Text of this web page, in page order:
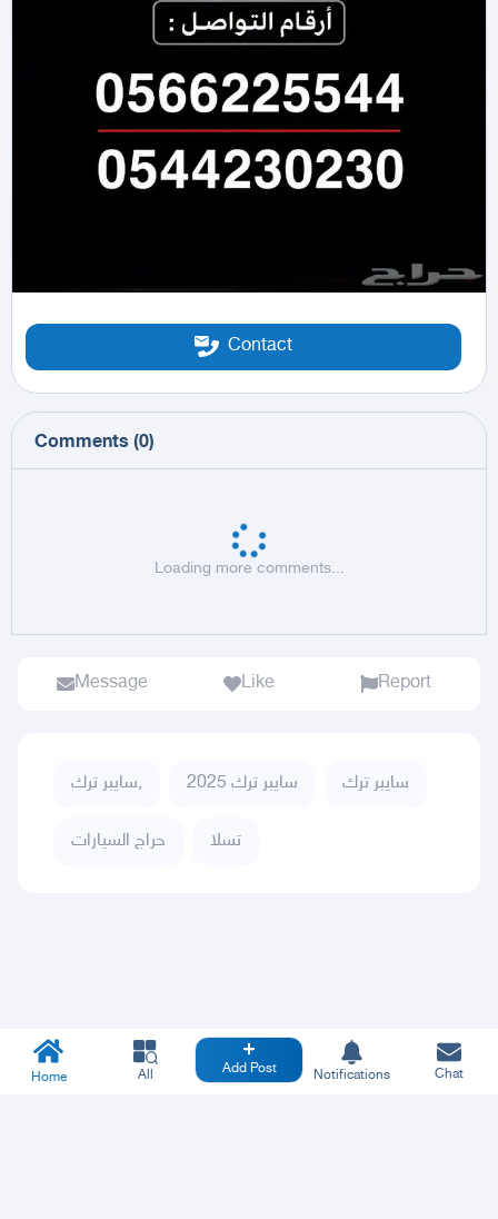
Contact
Comments (0)
Loading more comments...
Message Like Report
سايبر ترك, سايبر ترك 2025 سايبر ترك
حراج السيارات تسلا
Home All Add Post Notifications Chat